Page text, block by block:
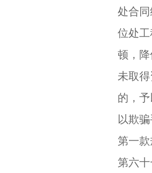
处合
位处
顿，
未取
的，予
以欺
第一
第六